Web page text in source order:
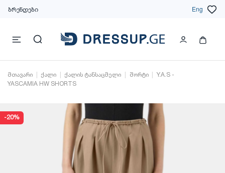
ბრენდები Eng
მთავარი ქალი ქალის ტანსაცმელი შორტი
Y.A.S -
YASCAMIA HW SHORTS
-20%